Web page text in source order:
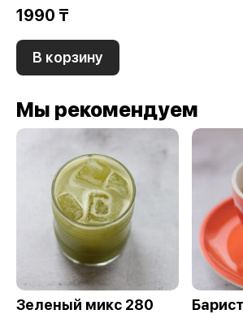
1990 ₸
В корзину
Мы рекомендуем
Зеленый микс 280